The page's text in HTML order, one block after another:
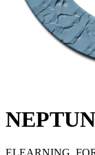
ELEARNING.